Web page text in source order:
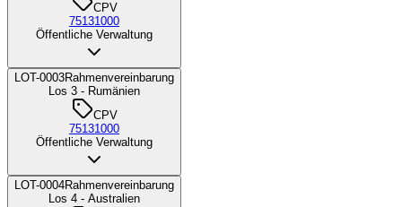
CPV
75131000
Öffentliche Verwaltung
LOT-0003Rahmenvereinbarung
Los 3 - Rumänien
CPV
75131000
Öffentliche Verwaltung
LOT-0004Rahmenvereinbarung
Los 4 - Australien